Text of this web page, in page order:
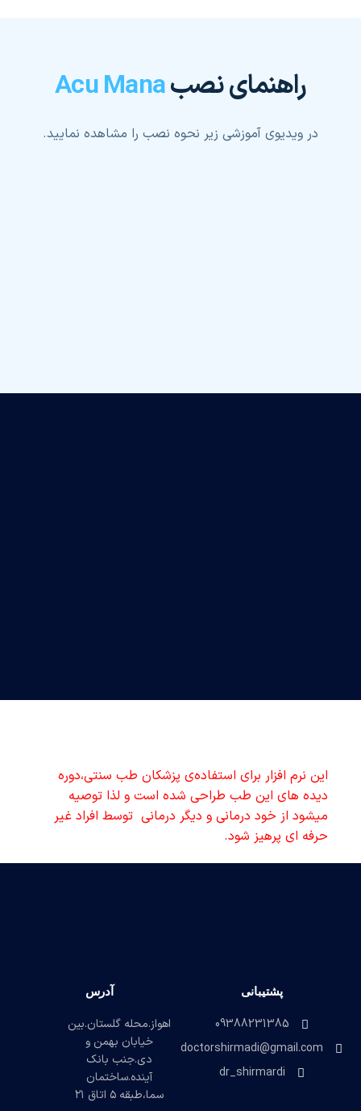
راهنمای نصبAcu Mana
در ویدیوی آموزشی زیر نحوه نصب را مشاهده نمایید.
این نرم افزار برای استفاده‌ی پزشکان طب سنتی،دوره
دیده های این طب طراحی شده است و لذا توصیه
میشود از خود درمانی و دیگر درمانی توسط افراد غیر
حرفه ای پرهیز شود.
پشتیبانی
09388231385
doctorshirmadi@gmail.com
dr_shirmardi
آدرس
اهواز.محله گلستان.بین
خیابان بهمن و
دی.جنب بانک
آینده.ساختمان
سما،طبقه ۵ اتاق ۲۱